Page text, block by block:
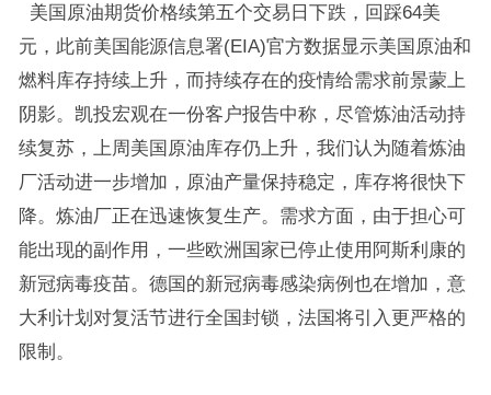
美国原油期货价格续第五个交易日下跌，回踩64美
元，此前美国能源信息署(EIA)官方数据显示美国原油和
燃料库存持续上升，而持续存在的疫情给需求前景蒙上
阴影。凯投宏观在一份客户报告中称，尽管炼油活动持
续复苏，上周美国原油库存仍上升，我们认为随着炼油
厂活动进一步增加，原油产量保持稳定，库存将很快下
降。炼油厂正在迅速恢复生产。需求方面，由于担心可
能出现的副作用，一些欧洲国家已停止使用阿斯利康的
新冠病毒疫苗。德国的新冠病毒感染病例也在增加，意
大利计划对复活节进行全国封锁，法国将引入更严格的
限制。